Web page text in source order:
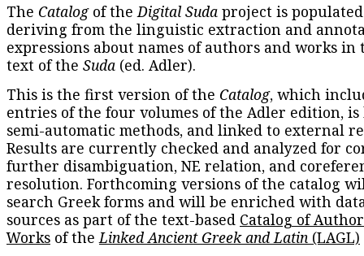
The Catalogof theDigital Suda project is
deriving from the linguistic extraction and
expressions about names of authors and works in
text of the Suda (ed. Adler).
This is the first version of the Catalog, which
entries of the four volumes of the Adler edition, is
semi-automatic methods, and linked to external
Results are currently checked and analyzed for
further disambiguation, NE relation, and
resolution. Forthcoming versions of the catalog
search Greek forms and will be enriched with
sources as part of the text-based Catalog of
Works of theLinked Ancient Greek and Latin (LAGL)